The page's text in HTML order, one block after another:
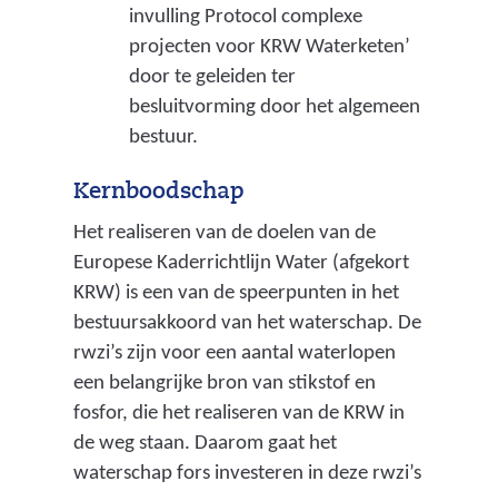
invulling Protocol complexe
projecten voor KRW Waterketen’
door te geleiden ter
besluitvorming door het algemeen
bestuur.
Kernboodschap
Het realiseren van de doelen van de
Europese Kaderrichtlijn Water (afgekort
KRW) is een van de speerpunten in het
bestuursakkoord van het waterschap. De
rwzi’s zijn voor een aantal waterlopen
een belangrijke bron van stikstof en
fosfor, die het realiseren van de KRW in
de weg staan. Daarom gaat het
waterschap fors investeren in deze rwzi’s